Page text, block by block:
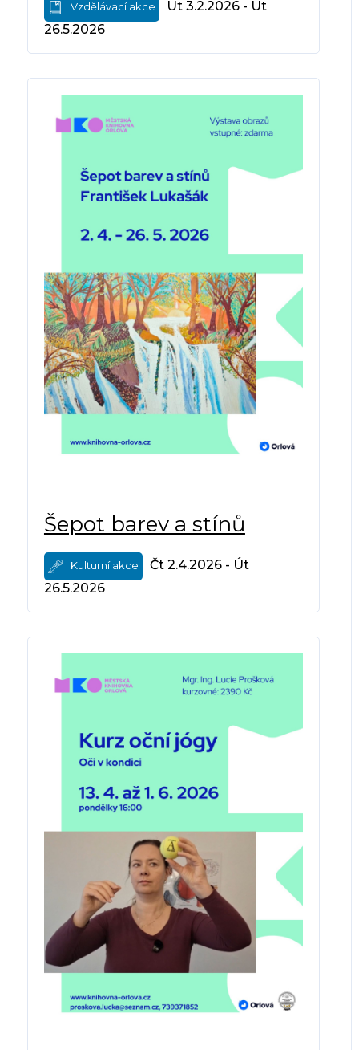
Vzdělávací akce
Út 3.2.2026 - Út
26.5.2026
Šepot barev a stínů
Kulturní akce
Čt 2.4.2026 - Út
26.5.2026